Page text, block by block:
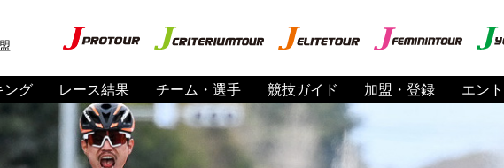
ング レース結果 チーム・選手 競技ガイド 加盟・登録 エン